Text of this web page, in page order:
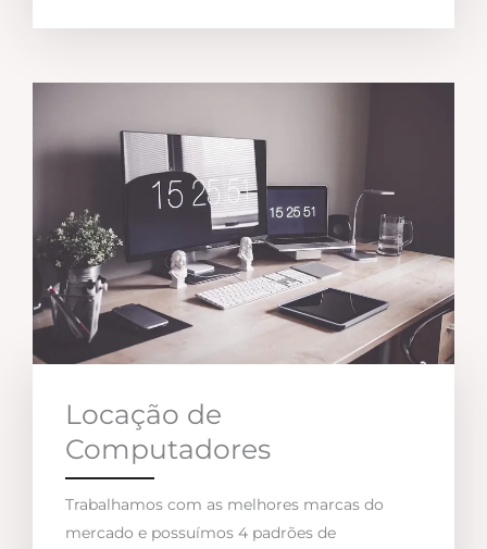
Locação de
Computadores
Trabalhamos com as melhores marcas do
mercado e possuímos 4 padrões de